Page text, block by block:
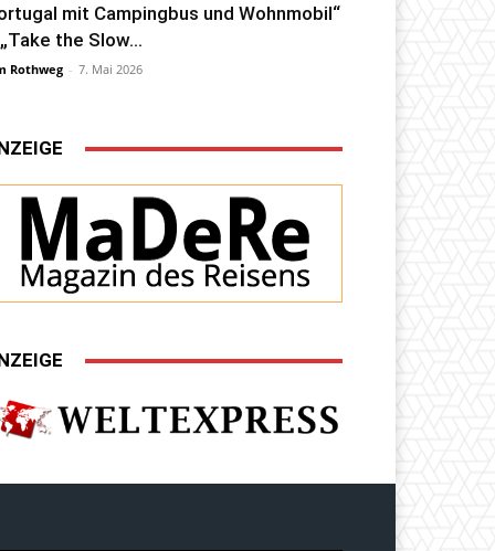
mit Campingbus und Wohnmobil“
the Slow...
Rothweg - 7. Mai 2026